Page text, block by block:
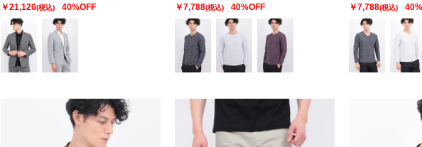
￥21,120(税込) 40%OFF ￥7,788(税込) 40%OFF ￥7,788(税込)